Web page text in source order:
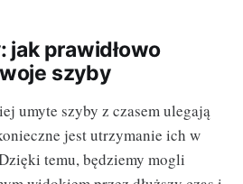
jak prawidłowo
szyby
umyte szyby z czasem ulegają
jest utrzymanie ich w
temu, będziemy mogli